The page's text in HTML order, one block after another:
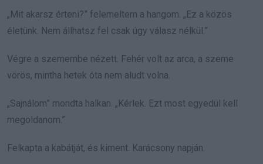
„Mit akarsz érteni?” felemeltem a hangom. „Ez a közös
életünk. Nem állhatsz fel csak úgy válasz nélkül.”
Végre a szemembe nézett. Fehér volt az arca, a szeme
vörös, mintha hetek óta nem aludt volna.
„Sajnálom” mondta halkan. „Kérlek. Ezt most egyedül kell
megoldanom.”
Felkapta a kabátját, és kiment. Karácsony napján.